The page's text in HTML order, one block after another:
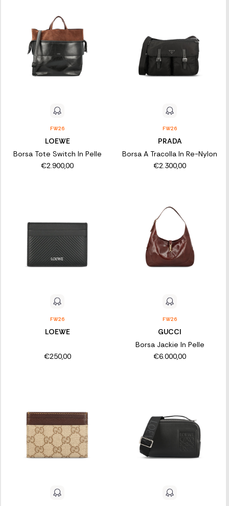
FW26
LOEWE
Borsa Tote Switch In Pelle
€2.900,00
FW26
PRADA
Borsa A Tracolla In Re-Nylon
€2.300,00
FW26
LOEWE
€250,00
FW26
GUCCI
Borsa Jackie In Pelle
€6.000,00